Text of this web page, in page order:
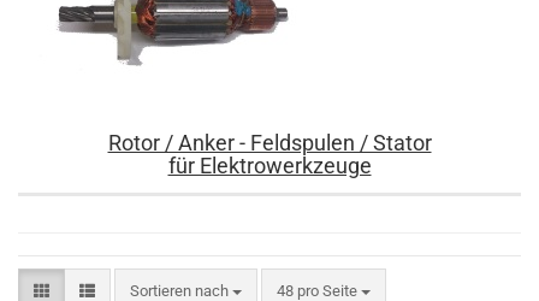
Rotor / Anker - Feldspulen / Stator
für Elektrowerkzeuge
Sortieren nach
Sortieren nach 48 pro Seite
pro Seite